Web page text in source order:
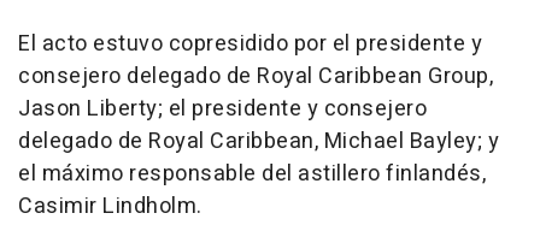
El acto estuvo copresidido por el presidente y
consejero delegado de Royal Caribbean Group,
Jason Liberty; el presidente y consejero
delegado de Royal Caribbean, Michael Bayley; y
el máximo responsable del astillero finlandés,
Casimir Lindholm.